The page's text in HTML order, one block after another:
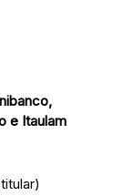
e Itaulam